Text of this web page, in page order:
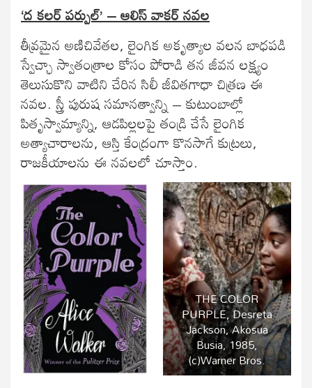
‘ద కలర్‌ పర్పుల్‌’ – ఆలిస్‌ వాకర్‌ నవల
తీవ్రమైన అణిచివేతల, లైంగిక అకృత్యాల వలన బాధపడి
స్వేచ్ఛా స్వాతంత్రాల కోసం పోరాడి తన జీవన లక్ష్యం
తెలుసుకొని వాటిని చేరిన సిలీ జీవితగాధా చిత్రణ ఈ
నవల. స్త్రీ పురుష సమానత్వాన్ని – కుటుంబాల్లో
పితృస్వామ్యాన్ని, ఆడపిల్లలపై తండ్రి చేసే లైంగిక
అత్యాచారాలను, ఆస్తి కేంద్రంగా కొనసాగే కుట్రలు,
రాజకీయాలను ఈ నవలలో చూస్తాం.
THE COLOR
PURPLE, Desreta
Jackson, Akosua
Busia, 1985,
(c)Warner Bros.